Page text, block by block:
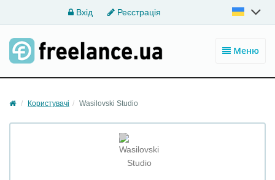
Вхід Реєстрація
Меню
Користувачі Wasilovski Studio